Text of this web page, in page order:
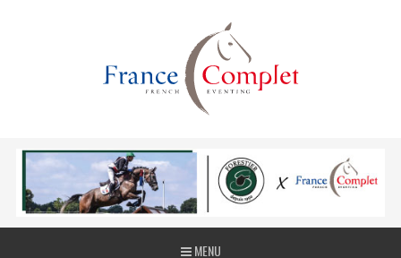
MENU
La journée du complet & le derby cross